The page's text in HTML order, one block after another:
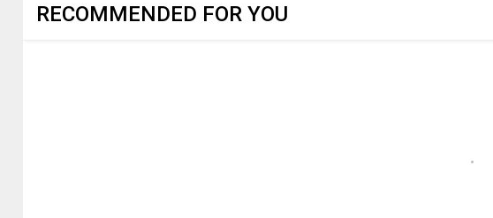
RECOMMENDED FOR YOU